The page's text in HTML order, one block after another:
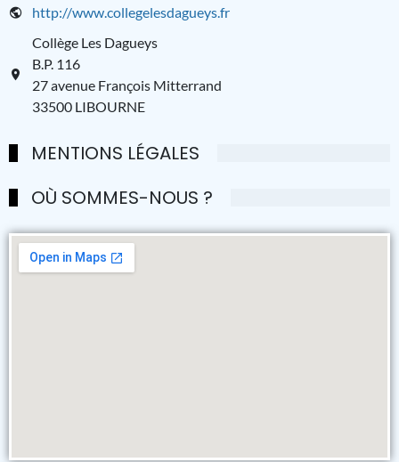
http://www.collegelesdagueys.fr
Collège Les Dagueys
B.P. 116
27 avenue François Mitterrand
33500 LIBOURNE
MENTIONS LÉGALES
OÙ SOMMES-NOUS ?